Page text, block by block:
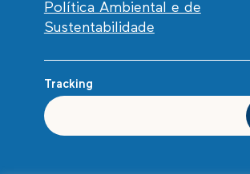
Política Ambiental e de
Sustentabilidade
Tracking